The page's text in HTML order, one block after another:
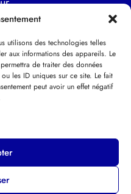
utilisons des technologies telles
aux informations des appareils. Le
de traiter des données
les ID uniques sur ce site. Le fait
peut avoir un effet négatif